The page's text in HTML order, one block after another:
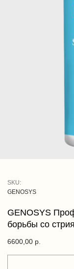
GENOSYS
борьбы со
GENOSYS
SKU:
6600,00 р.